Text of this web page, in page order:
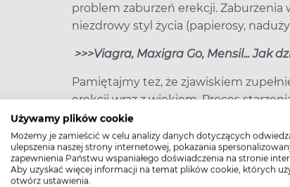
Używamy plików cookie
Możemy je zamieścić w celu analizy danych dotyczących
ulepszenia naszej strony internetowej, pokazania
zapewnienia Państwu wspaniałego doświadczenia na stronie
Aby uzyskać więcej informacji na temat plików cookie, których
otwórz ustawienia.
problem zaburzeń erekcji.
niezdrowy styl życia (papierosy,
>>>Viagra, Maxigra Go, Mensil... Jak
Pamiętajmy też, że zjawiskiem
erekcji wraz z wiekiem. Proces
życia, choć także w tym wypadku
najmniejsze i najmniej dokuczliwe.
High-contrast mode